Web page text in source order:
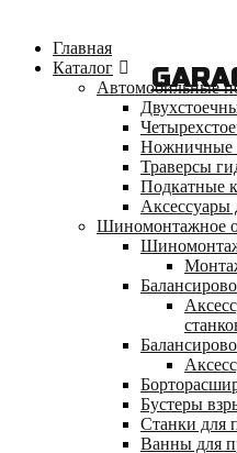
Главная
Каталог
Автомобильные
Ножничные
Траверсы
Подкатные
Аксессуары
Шиномонтажное
Бустеры
Станки для
Ванны для